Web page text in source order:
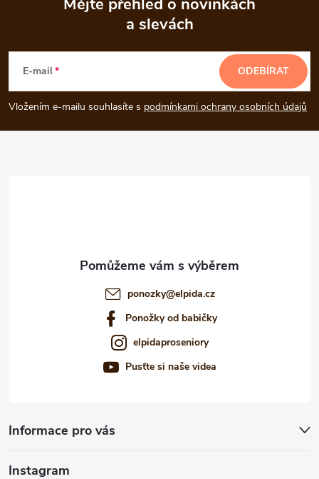
p
a
a slevách
E-mail
Vložením e-mailu souhlasíte s podmínkami ochrany osobních údajů
ODEBÍRAT
ponozky@elpida.cz
Ponožky od babičky
elpidaproseniory
Pusťte si naše videa
Informace pro vás
Instagram